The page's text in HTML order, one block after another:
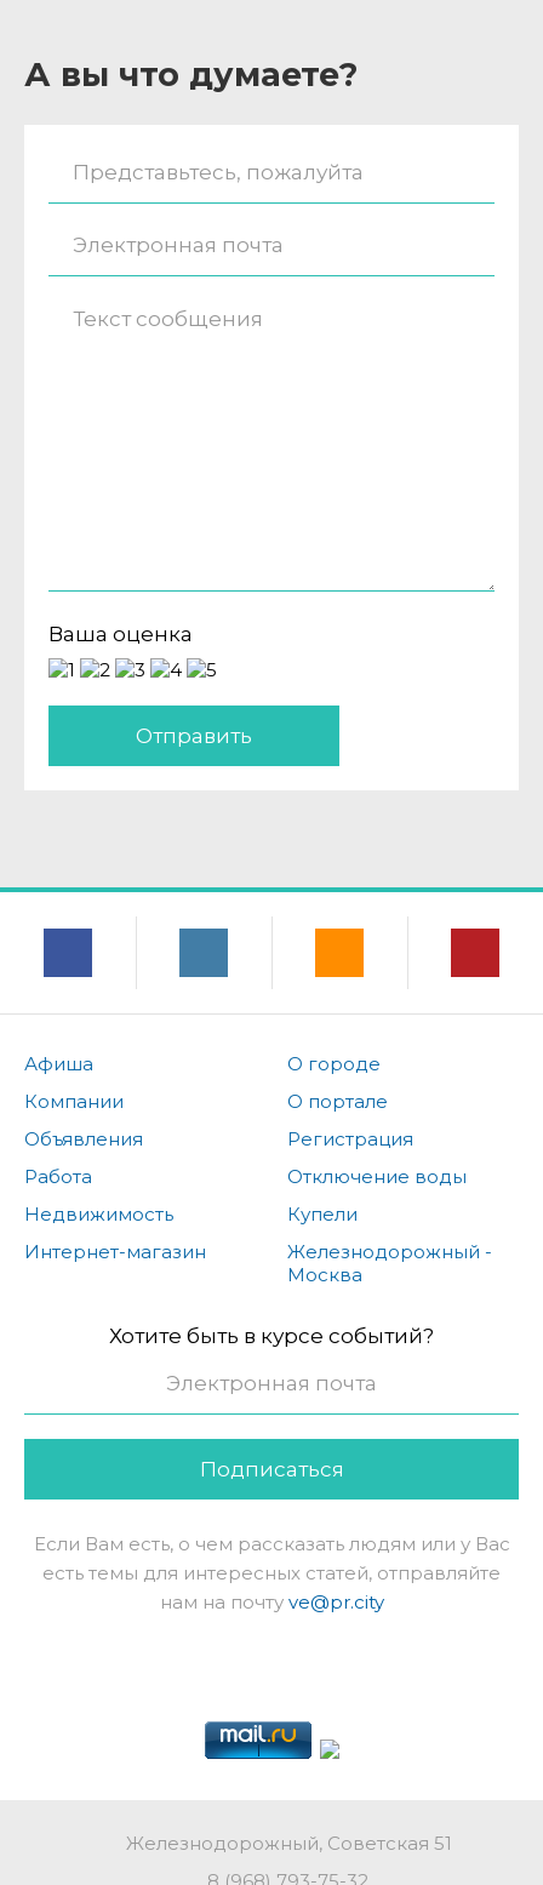
А вы что думаете?
Ваша оценка
Отправить
Афиша
Компании
Объявления
Работа
Недвижимость
Интернет-магазин
О городе
О портале
Регистрация
Отключение воды
Купели
Железнодорожный -
Москва
Хотите быть в курсе событий?
Подписаться
Если Вам есть, о чем рассказать людям или у Вас
есть темы для интересных статей, отправляйте
нам на почту ve@pr.city
Железнодорожный, Советская 51
8 (968) 793-75-32